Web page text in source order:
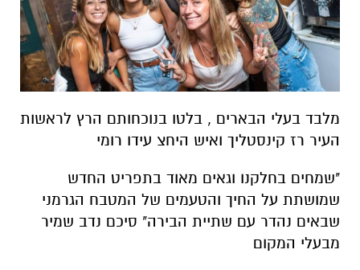
מלבד בעלי הבארים , בלטו בנוכחותם הרץ לראשות
העיר רז קינסטליך ואיש היחצ עידו רומי
"שמחים בחלקנו וגאים מאוד בתפריט החדש
שמושתת על החיך והטעמים של המטבח הגרמני
שבאים נהדר עם שתיית הבירה" סיכם נדב שמיר
מבעלי המקום